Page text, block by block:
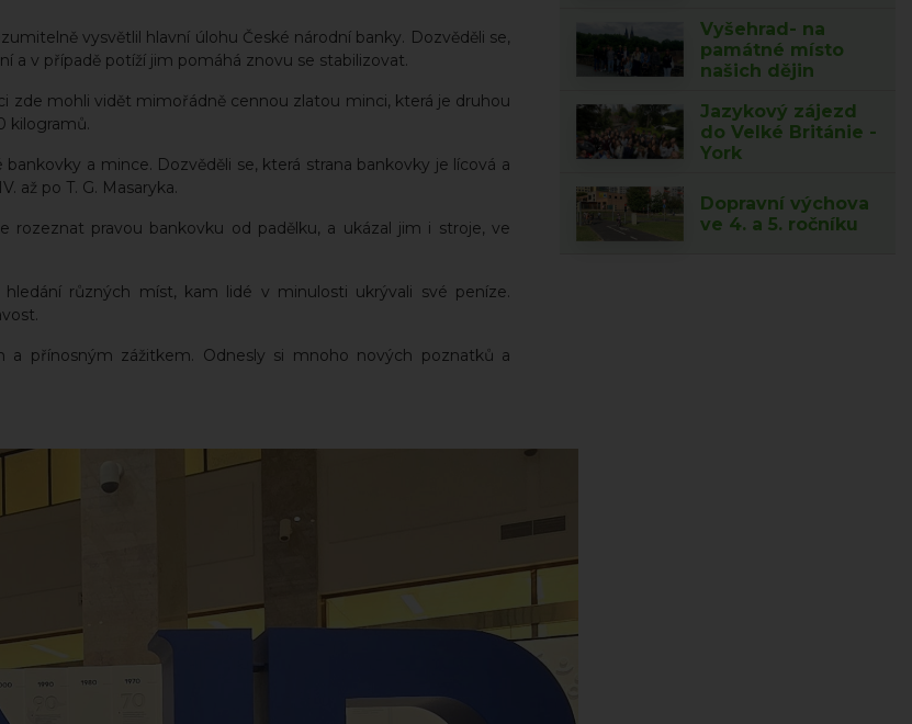
vysvětlil hlavní úlohu České národní banky. Dozvěděli se,
a v případě potíží jim pomáhá znovu se stabilizovat.
zde mohli vidět mimořádně cennou zlatou minci, která je druhou
kilogramů.
a mince. Dozvěděli se, která strana bankovky je lícová a
až po T. G. Masaryka.
rozeznat pravou bankovku od padělku, a ukázal jim i stroje, ve
různých míst, kam lidé v minulosti ukrývali své peníze.
přínosným zážitkem. Odnesly si mnoho nových poznatků a
Vyšehrad- na
památné místo
našich dějin
Jazykový zájezd
do Velké Británie -
York
Dopravní výchova
ve 4. a 5. ročníku